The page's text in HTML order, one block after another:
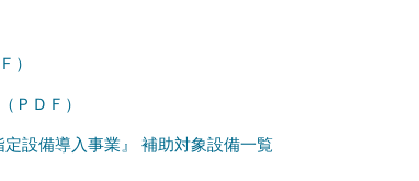
）
ＰＤＦ）
定設備導入事業』 補助対象設備一覧